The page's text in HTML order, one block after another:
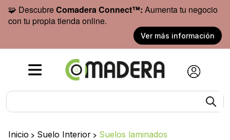
🧩 DescubreComadera Connect™: Aumenta tu negocio
con tu propia tienda online.
Ver más información
Inicio > Suelo Interior > Suelos laminados